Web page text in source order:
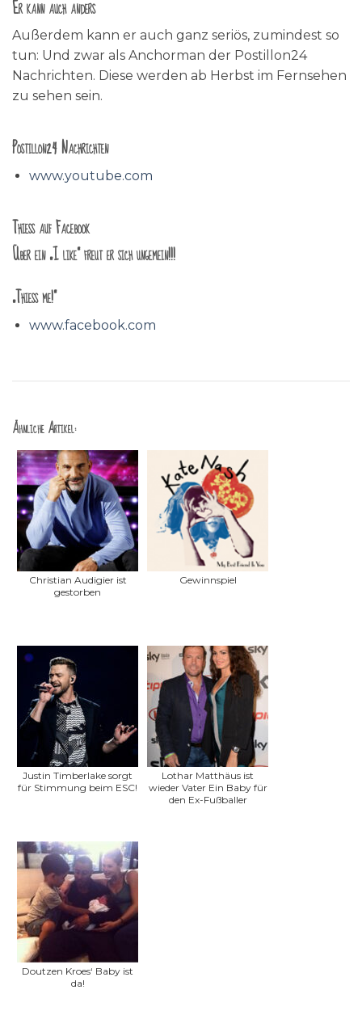
Er kann auch anders
Außerdem kann er auch ganz seriös, zumindest so
tun: Und zwar als Anchorman der Postillon24
Nachrichten. Diese werden ab Herbst im Fernsehen
zu sehen sein.
Postillon24 Nachrichten
www.youtube.com
Thieß auf Facebook
Über ein „I like“ freut er sich ungemein!!!
„Thieß me!“
www.facebook.com
Ähnliche Artikel:
Christian Audigier ist
gestorben
Gewinnspiel
Justin Timberlake sorgt
für Stimmung beim ESC!
Lothar Matthäus ist
wieder Vater Ein Baby für
den Ex-Fußballer
Doutzen Kroes‘ Baby ist
da!